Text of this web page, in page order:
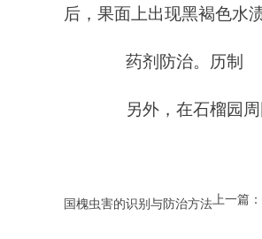
后，果面上出现黑褐色水
药剂防治。历制
另外，在石榴园周
上一篇：
国槐虫害的识别与防治方法